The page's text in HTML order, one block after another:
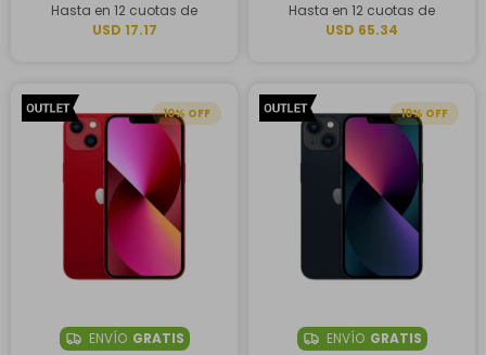
Hasta en 12 cuotas de
USD 17.17
Hasta en 12 cuotas de
USD 65.34
10
ENVÍO GRATIS
10
ENVÍO GRATIS